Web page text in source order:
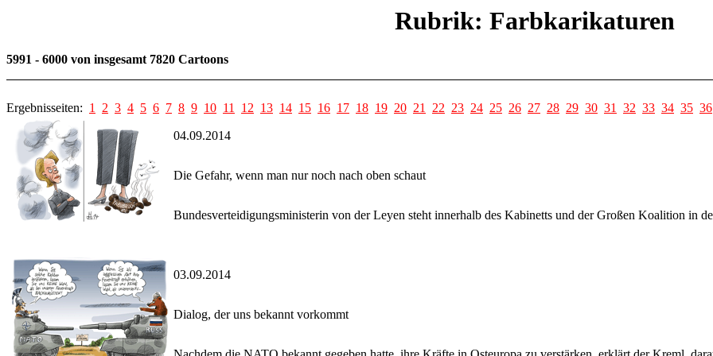
Rubrik: Farbkarikaturen
5991 - 6000 von insgesamt 7820 Cartoons
Ergebnisseiten: 1 2 3 4 5 6 7 8 9 10 11 12 13 14 15 16 17 18 19 20 21 22 23 24 25 26 27 28 29 30 31 32 33 34 35 36
04.09.2014
Die Gefahr, wenn man nur noch nach oben schaut
Bundesverteidigungsministerin von der Leyen steht innerhalb des Kabinetts und der Großen Koalition in
03.09.2014
Dialog, der uns bekannt vorkommt